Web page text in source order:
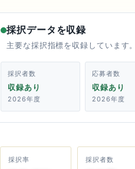
採択データを収録
主要な採択指標を収録しています。
採択者数
収録あり
2026年度
応募者数
収録あり
2026年度
採択率 採択者数